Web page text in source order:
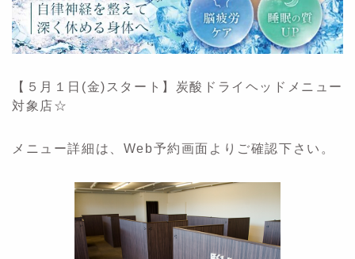
【５月１日(金)スタート】炭酸ドライヘッドメニュー
対象店☆
メニュー詳細は、Web予約画面よりご確認下さい。